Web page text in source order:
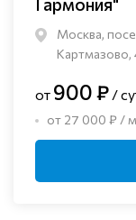
Москва,
Картмазово,
от 900 ₽ /
от 27 000 ₽ /